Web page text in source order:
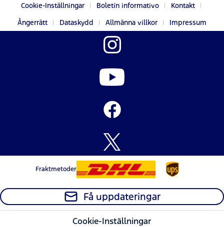
Cookie-Inställningar Boletín informativo
Kontakt
Ångerrätt
Dataskydd Allmänna villkor Impressum
Fraktmetoder
Få uppdateringar
Cookie-Inställningar